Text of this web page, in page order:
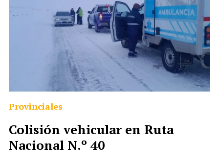
Colisión vehicular en Ruta
Nacional N.º 40
Provinciales